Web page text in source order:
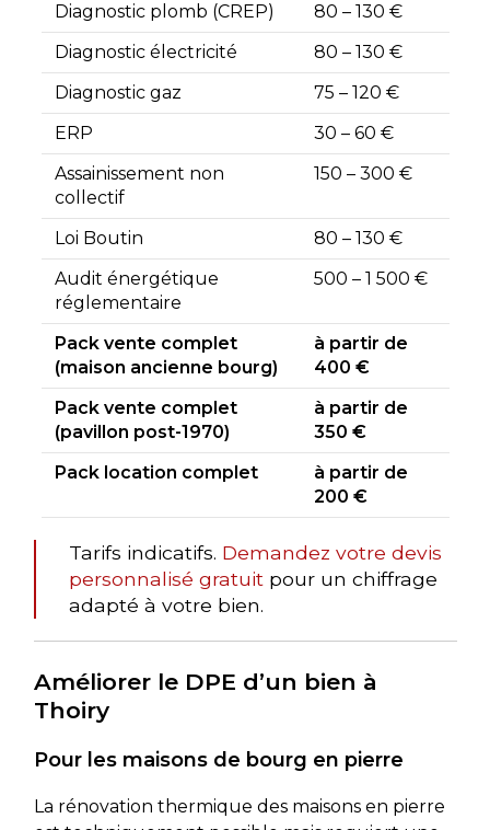
Diagnostic plomb (CREP)
80 – 130 €
Diagnostic électricité
80 – 130 €
Diagnostic gaz
75 – 120 €
ERP
30 – 60 €
Assainissement non
collectif
150 – 300 €
Loi Boutin
80 – 130 €
Audit énergétique
réglementaire
500 – 1 500 €
Pack vente complet
(maison ancienne bourg)
à partir de
400 €
Pack vente complet
(pavillon post-1970)
à partir de
350 €
Pack location complet
à partir de
200 €
Tarifs indicatifs. Demandez votre devis
personnalisé gratuit pour un chiffrage
adapté à votre bien.
Améliorer le DPE d’un bien à
Thoiry
Pour les maisons de bourg en pierre
La rénovation thermique des maisons en pierre